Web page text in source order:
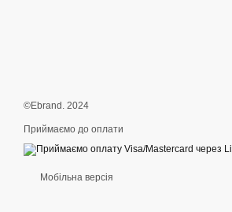
©Ebrand. 2024
Приймаємо до оплати
Мобільна версія